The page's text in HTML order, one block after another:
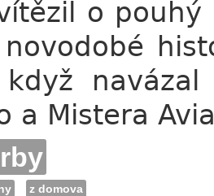
o
když
a Mistera
z domova